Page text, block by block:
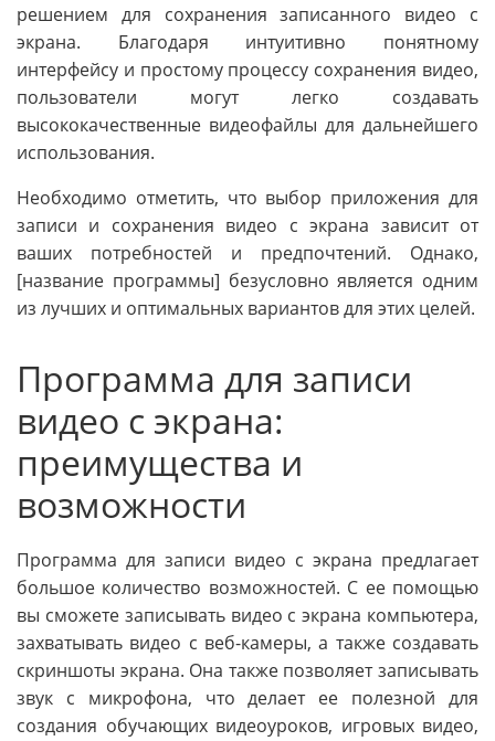
решением для сохранения записанного видео с
экрана. Благодаря интуитивно понятному
интерфейсу и простому процессу сохранения видео,
пользователи могут легко создавать
высококачественные видеофайлы для дальнейшего
использования.
Необходимо отметить, что выбор приложения для
записи и сохранения видео с экрана зависит от
ваших потребностей и предпочтений. Однако,
[название программы] безусловно является одним
из лучших и оптимальных вариантов для этих целей.
Программа для записи
видео с экрана:
преимущества и
возможности
Программа для записи видео с экрана предлагает
большое количество возможностей. С ее помощью
вы сможете записывать видео с экрана компьютера,
захватывать видео с веб-камеры, а также создавать
скриншоты экрана. Она также позволяет записывать
звук с микрофона, что делает ее полезной для
создания обучающих видеоуроков, игровых видео,